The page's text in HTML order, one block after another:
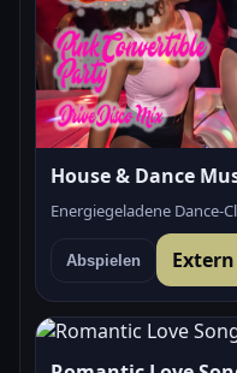
House & Dance
Energiegeladene Dance-
Abspielen